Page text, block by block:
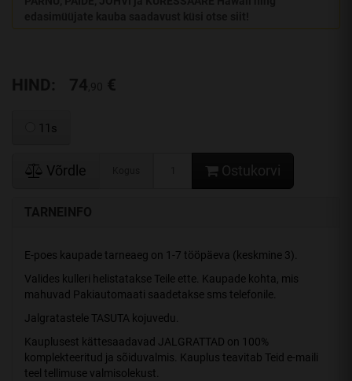
11s
Võrdle Ostukorvi
TARNEINFO
E-poes kaupade tarneaeg on 1-7 tööpäeva (keskmine 3).
Valides kulleri helistatakse Teile ette. Kaupade kohta, mis
mahuvad Pakiautomaati saadetakse sms telefonile.
Jalgratastele TASUTA kojuvedu.
Kauplusest kättesaadavad JALGRATTAD on 100%
komplekteeritud ja sõiduvalmis. Kauplus teavitab Teid e-maili
teel tellimuse valmisolekust.